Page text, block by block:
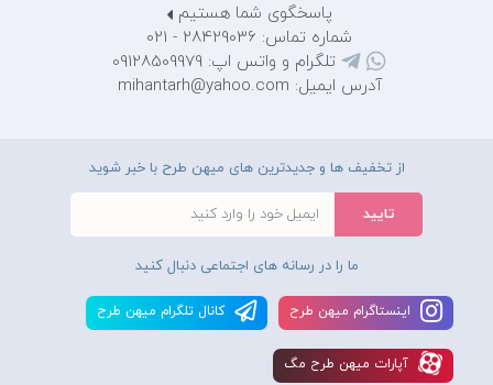
پاسخگوی شما هستیم
شماره تماس: 28429036 - 021
تلگرام و واتس اپ: 09128509979
آدرس ایمیل: mihantarh@yahoo.com
از تخفیف ها و جدیدترین های میهن طرح با خبر شوید
ما را در رسانه های اجتماعی دنبال کنید
اينستاگرام ميهن طرح کانال تلگرام ميهن طرح
آپارات ميهن طرح مگ